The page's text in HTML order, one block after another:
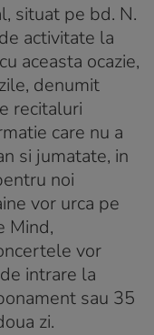
situat pe bd. N.
activitate la
aceasta ocazie,
denumit
recitaluri
care nu a
si jumatate, in
noi
vor urca pe
Mind,
vor
intrare la
sau 35
zi.